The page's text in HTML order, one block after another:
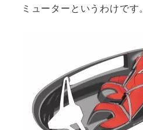
ミューターというわけです。